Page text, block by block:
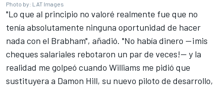
Photo by: LAT Images
"Lo que al principio no valoré realmente fue que no
tenía absolutamente ninguna oportunidad de hacer
nada con el Brabham", añadió. "No había dinero —¡mis
cheques salariales rebotaron un par de veces!— y la
realidad me golpeó cuando Williams me pidió que
sustituyera a Damon Hill, su nuevo piloto de desarrollo,